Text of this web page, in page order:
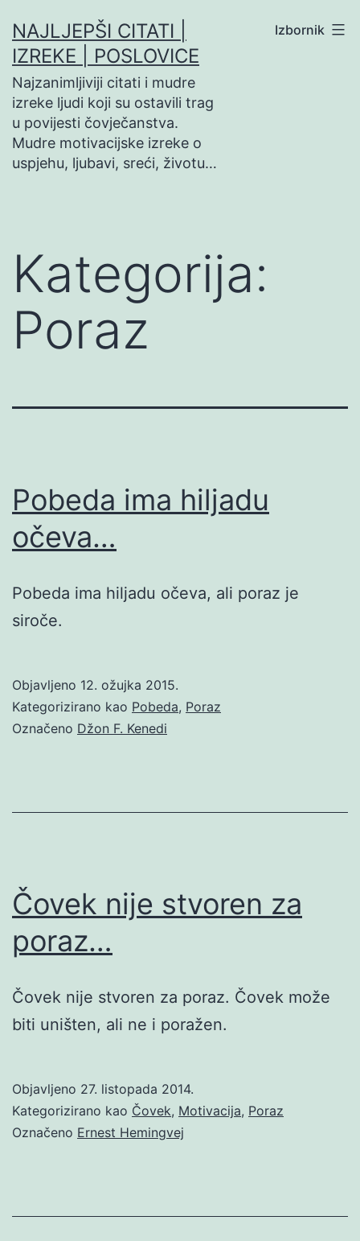
na
sadržaj
NAJLJEPŠI CITATI |
IZREKE | POSLOVICE
Najzanimljiviji citati i mudre
izreke ljudi koji su ostavili trag
u povijesti čovječanstva.
Mudre motivacijske izreke o
uspjehu, ljubavi, sreći, životu…
Izbornik
Kategorija:
Poraz
Pobeda ima hiljadu
očeva…
Pobeda ima hiljadu očeva, ali poraz je
siroče.
Objavljeno 12. ožujka 2015.
Kategorizirano kao Pobeda, Poraz
Označeno Džon F. Kenedi
Čovek nije stvoren za
poraz…
Čovek nije stvoren za poraz. Čovek može
biti uništen, ali ne i poražen.
Objavljeno 27. listopada 2014.
Kategorizirano kao Čovek, Motivacija, Poraz
Označeno Ernest Hemingvej